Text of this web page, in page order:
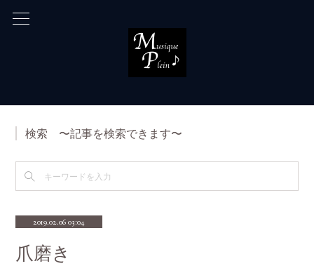
検索 〜記事を検索できます〜
2019.02.06 03:04
爪磨き